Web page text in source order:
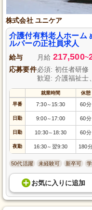
株式会社 ユニケア
介護付有料老人ホーム
ルパーの正社員求人
給与 月給 217,500~
応募要件必須: 初任者研修
歓迎: 介護福祉士
就業時間 休憩
早番 7:30～ 15:30 60分
日勤 9:00～ 17:00 60分
日勤 10:30～ 18:30 60分
夜勤 16:30～ 翌9:30 180
50代活躍 未経験可 新卒可
お気に入り に追加